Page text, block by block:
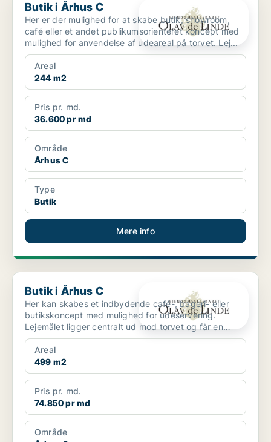
Butik i Århus C
Her er der mulighed for at skabe butik, showroom,
café eller et andet publikumsorienteret koncept med
mulighed for anvendelse af udeareal på torvet. Lej...
Areal
244 m2
Pris pr. md.
36.600 pr md
Område
Århus C
Type
Butik
Mere info
Butik i Århus C
Butik i Århus C
Her kan skabes et indbydende café-, bageri- eller
butikskoncept med mulighed for udeservering.
Lejemålet ligger centralt ud mod torvet og får en
synlig p...
Areal
499 m2
Pris pr. md.
74.850 pr md
Område